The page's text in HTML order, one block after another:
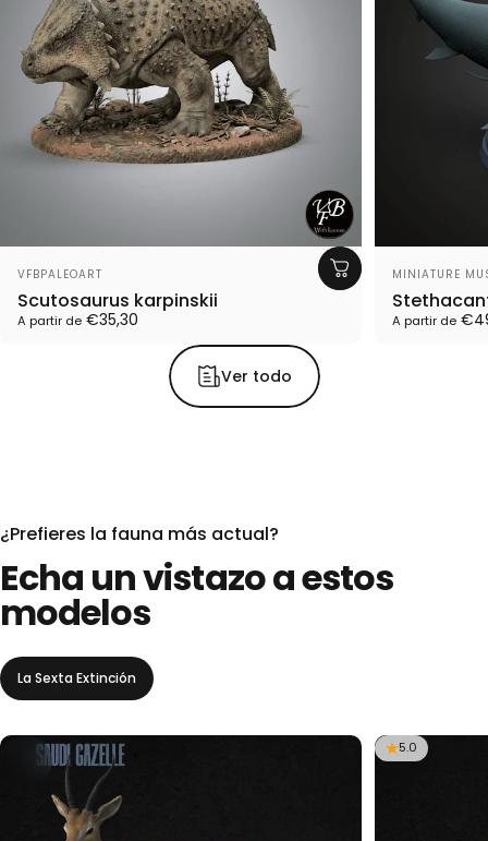
Proveedor:
VFBPALEOART
Scutosaurus karpinskii
A partir de €35,30
Proveedor:
MINIATURE
A partir de
Ver todo
¿Prefieres la fauna más actual?
Echa unvistazoaestos
modelos
La Sexta Extinción
5.0